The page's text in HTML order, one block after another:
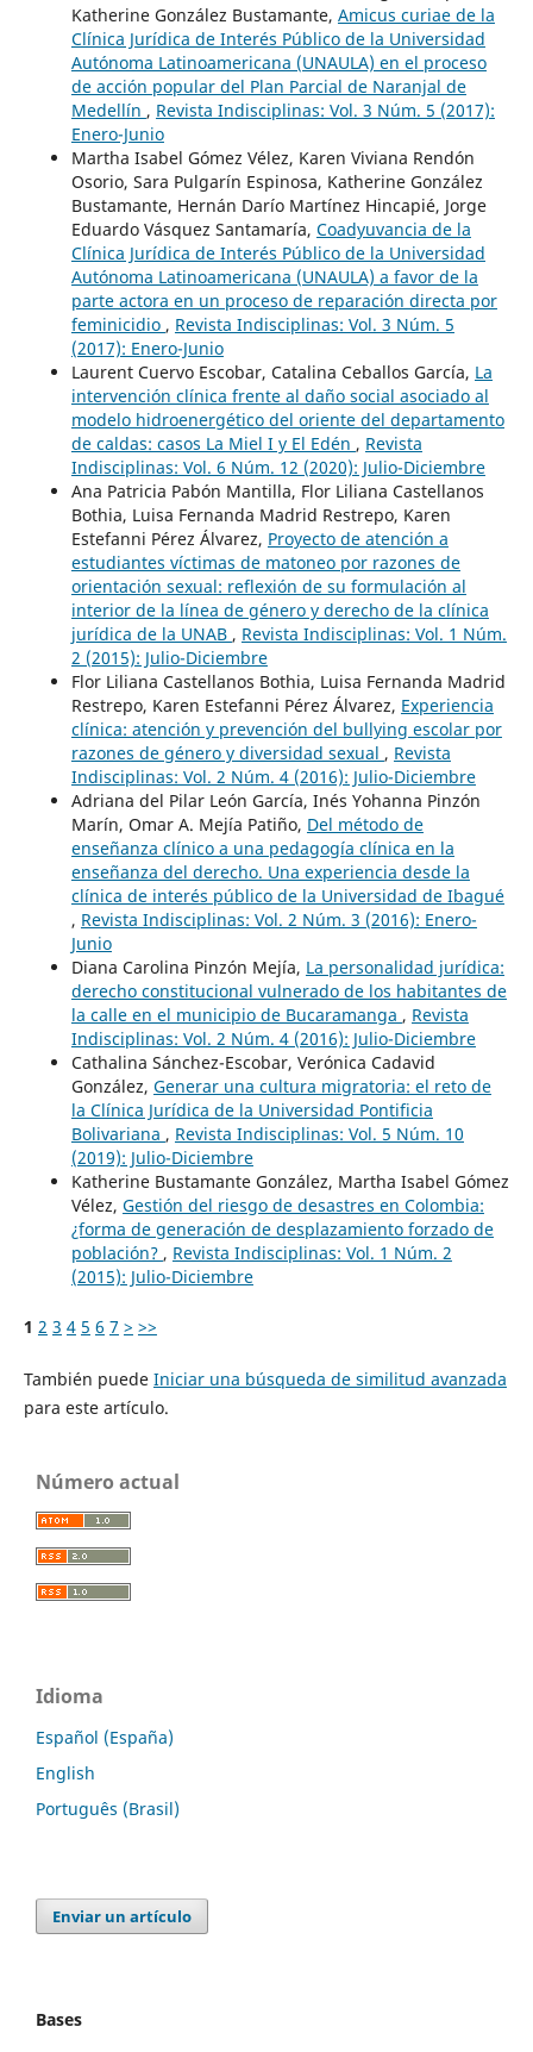
Katherine González Bustamante, Amicus curiae de la
Clínica Jurídica de Interés Público de la Universidad
Autónoma Latinoamericana (UNAULA) en el proceso
de acción popular del Plan Parcial de Naranjal de
Medellín , Revista Indisciplinas: Vol. 3 Núm. 5 (2017):
Enero-Junio
Martha Isabel Gómez Vélez, Karen Viviana Rendón
Osorio, Sara Pulgarín Espinosa, Katherine González
Bustamante, Hernán Darío Martínez Hincapié, Jorge
Eduardo Vásquez Santamaría, Coadyuvancia de la
Clínica Jurídica de Interés Público de la Universidad
Autónoma Latinoamericana (UNAULA) a favor de la
parte actora en un proceso de reparación directa por
feminicidio , Revista Indisciplinas: Vol. 3 Núm. 5
(2017): Enero-Junio
Laurent Cuervo Escobar, Catalina Ceballos García, La
intervención clínica frente al daño social asociado al
modelo hidroenergético del oriente del departamento
de caldas: casos La Miel I y El Edén , Revista
Indisciplinas: Vol. 6 Núm. 12 (2020): Julio-Diciembre
Ana Patricia Pabón Mantilla, Flor Liliana Castellanos
Bothia, Luisa Fernanda Madrid Restrepo, Karen
Estefanni Pérez Álvarez, Proyecto de atención a
estudiantes víctimas de matoneo por razones de
orientación sexual: reflexión de su formulación al
interior de la línea de género y derecho de la clínica
jurídica de la UNAB , Revista Indisciplinas: Vol. 1 Núm.
2 (2015): Julio-Diciembre
Flor Liliana Castellanos Bothia, Luisa Fernanda Madrid
Restrepo, Karen Estefanni Pérez Álvarez, Experiencia
clínica: atención y prevención del bullying escolar por
razones de género y diversidad sexual , Revista
Indisciplinas: Vol. 2 Núm. 4 (2016): Julio-Diciembre
Adriana del Pilar León García, Inés Yohanna Pinzón
Marín, Omar A. Mejía Patiño, Del método de
enseñanza clínico a una pedagogía clínica en la
enseñanza del derecho. Una experiencia desde la
clínica de interés público de la Universidad de Ibagué
, Revista Indisciplinas: Vol. 2 Núm. 3 (2016): Enero-
Junio
Diana Carolina Pinzón Mejía, La personalidad jurídica:
derecho constitucional vulnerado de los habitantes de
la calle en el municipio de Bucaramanga , Revista
Indisciplinas: Vol. 2 Núm. 4 (2016): Julio-Diciembre
Cathalina Sánchez-Escobar, Verónica Cadavid
González, Generar una cultura migratoria: el reto de
la Clínica Jurídica de la Universidad Pontificia
Bolivariana , Revista Indisciplinas: Vol. 5 Núm. 10
(2019): Julio-Diciembre
Katherine Bustamante González, Martha Isabel Gómez
Vélez, Gestión del riesgo de desastres en Colombia:
¿forma de generación de desplazamiento forzado de
población? , Revista Indisciplinas: Vol. 1 Núm. 2
(2015): Julio-Diciembre
1 2 3 4 5 6 7 > >>
También puede Iniciar una búsqueda de similitud avanzada
para este artículo.
Número actual
Idioma
Español (España)
English
Português (Brasil)
Enviar un artículo
Bases